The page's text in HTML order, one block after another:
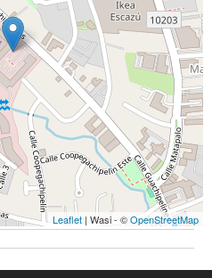
Leaflet | Wasi - ©OpenStreetMap